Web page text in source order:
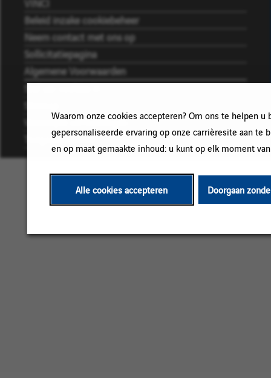
Waarom onze cookies accepteren? Om ons te helpen
gepersonaliseerde ervaring op onze carrièresite aan
en op maat gemaakte inhoud: u kunt op elk moment
Alle cookies accepteren Doorgaan
Beleid inzake cookiebeheer
Neem contact met ons op
Sollicitatiepagina
Algemene Voorwaarden
Wettelijke vermeldingen
Toegankelijkheid